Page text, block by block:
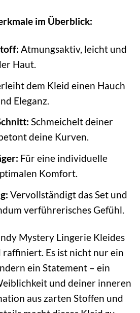
im Überblick:
Atmungsaktiv, leicht und
Haut.
dem Kleid einen Hauch
Eleganz.
Schmeichelt deiner
deine Kurven.
Für eine individuelle
Komfort.
Vervollständigt das Set und
verführerisches Gefühl.
Mystery Lingerie Kleides
Es ist nicht nur ein
ein Statement – ein
und deiner inneren
aus zarten Stoffen und